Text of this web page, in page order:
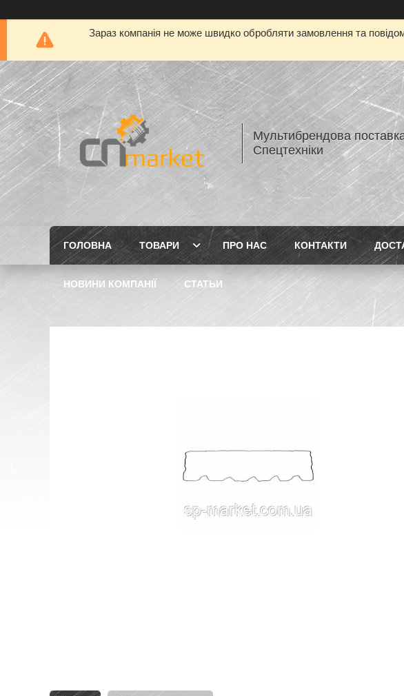
Зараз компанія не може швидко обробляти замовлення та
Мультибрендова
Спецтехніки
ГОЛОВНА ТОВАРИ ПРО НАС КОНТАКТИ
НОВИНИ КОМПАНІЇ СТАТЬИ